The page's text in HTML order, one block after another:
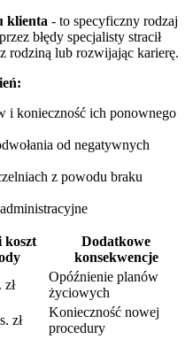
klienta - to specyficzny rodzaj
błędy specjalisty stracił
rodziną lub rozwijając karierę.
i konieczność ich ponownego
od negatywnych
z powodu braku
koszt
Dodatkowe
konsekwencje
zł
Opóźnienie planów
życiowych
zł
Konieczność nowej
procedury